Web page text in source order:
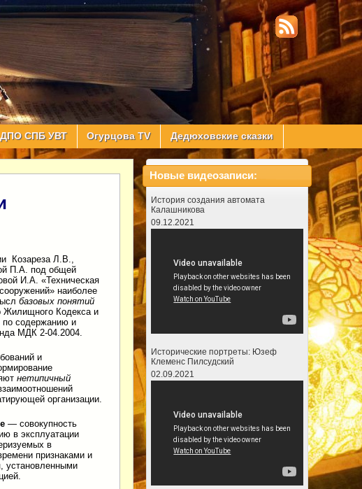
СПБ УВТ Огурцова TV Дедюховские сказки
Козареза Л.В.,
П.А. под общей
И.А. «Техническая
наиболее
базовых понятий
Жилищного Кодекса и
по содержанию и
МДК 2-04.2004.
и
нетипичный
организации.
— совокупность
в эксплуатации
в
признаками и
установленными
Новые видеозаписи:
История создания автомата
Калашникова
09.12.2021
Исторические портреты: Юзеф
Клеменс Пилсудский
02.09.2021